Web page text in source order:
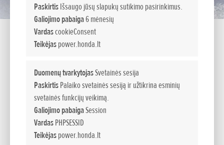
PaskirtisIšsaugo jūsų slapukų sutikimo pasirinkimus.
Galiojimo pabaiga6 mėnesių
VardascookieConsent
Teikėjaspower.honda.lt
Duomenų tvarkytojasSvetainės sesija
PaskirtisPalaiko svetainės sesiją ir užtikrina esminių
svetainės funkcijų veikimą.
Galiojimo pabaigaSession
VardasPHPSESSID
Teikėjaspower.honda.lt
HSS 970 ETD
Galingas universalus įrenginys
Šie modeliai, kurie užkariavo sniego valytuvų rinką, buvo
sukurti greitai dideliems plotams nuvalyti. Naudotojas gali